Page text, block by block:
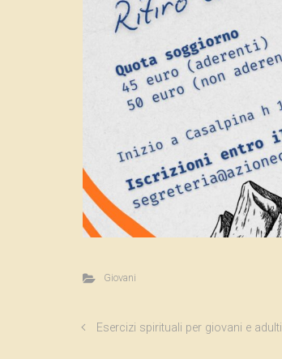
Giovani
Esercizi spirituali per giovani e adulti